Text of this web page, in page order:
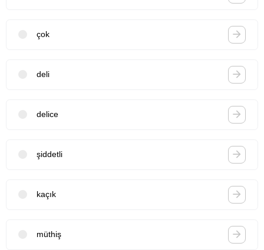
çok
deli
delice
şiddetli
kaçık
müthiş